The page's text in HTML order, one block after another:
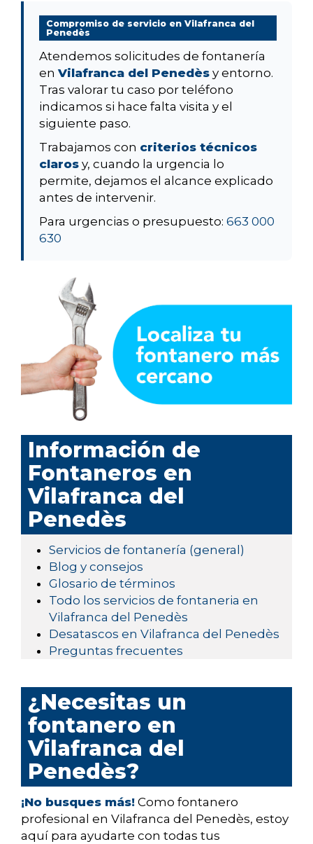
Compromiso de servicio en Vilafranca del
Penedès
Atendemos solicitudes de fontanería
en Vilafranca del Penedès y entorno.
Tras valorar tu caso por teléfono
indicamos si hace falta visita y el
siguiente paso.
Trabajamos con criterios técnicos
claros y, cuando la urgencia lo
permite, dejamos el alcance explicado
antes de intervenir.
Para urgencias o presupuesto: 663 000
630
Información de
Fontaneros en
Vilafranca del
Penedès
Servicios de fontanería (general)
Blog y consejos
Glosario de términos
Todo los servicios de fontaneria en
Vilafranca del Penedès
Desatascos en Vilafranca del Penedès
Preguntas frecuentes
¿Necesitas un
fontanero en
Vilafranca del
Penedès?
¡No busques más! Como fontanero
profesional en Vilafranca del Penedès, estoy
aquí para ayudarte con todas tus